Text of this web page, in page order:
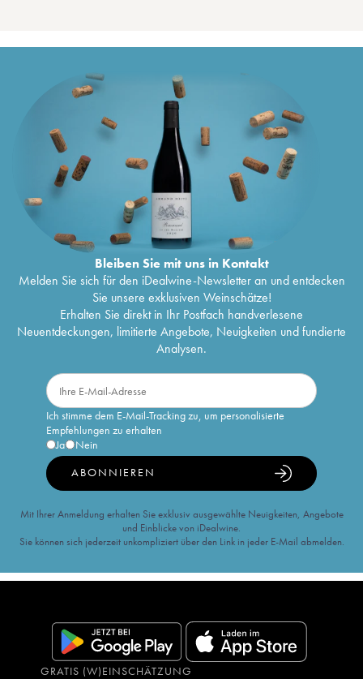
Bleiben Sie mit uns in Kontakt
Melden Sie sich für den iDealwine-Newsletter an und entdecken
Sie unsere exklusiven Weinschätze!
Erhalten Sie direkt in Ihr Postfach handverlesene
Neuentdeckungen, limitierte Angebote, Neuigkeiten und fundierte
Analysen.
Ich stimme dem E-Mail-Tracking zu, um personalisierte
Empfehlungen zu erhalten
Ja
Nein
ABONNIEREN
Mit Ihrer Anmeldung erhalten Sie exklusiv ausgewählte Neuigkeiten, Angebote
und Einblicke von iDealwine.
Sie können sich jederzeit unkompliziert über den Link in jeder E-Mail abmelden.
GRATIS (W)EINSCHÄTZUNG